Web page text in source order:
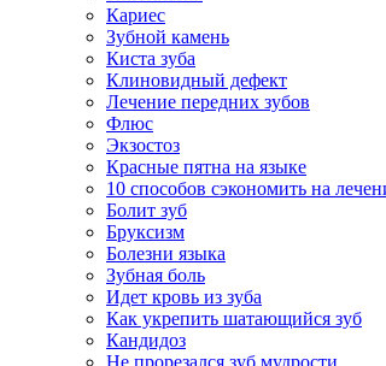
Кариес
Зубной камень
Киста зуба
Клиновидный дефект
Лечение передних зубов
Флюс
Экзостоз
Красные пятна на языке
10 способов сэкономить на
Болит зуб
Бруксизм
Болезни языка
Зубная боль
Идет кровь из зуба
Как укрепить шатающийся зуб
Кандидоз
Не прорезался зуб мудрости